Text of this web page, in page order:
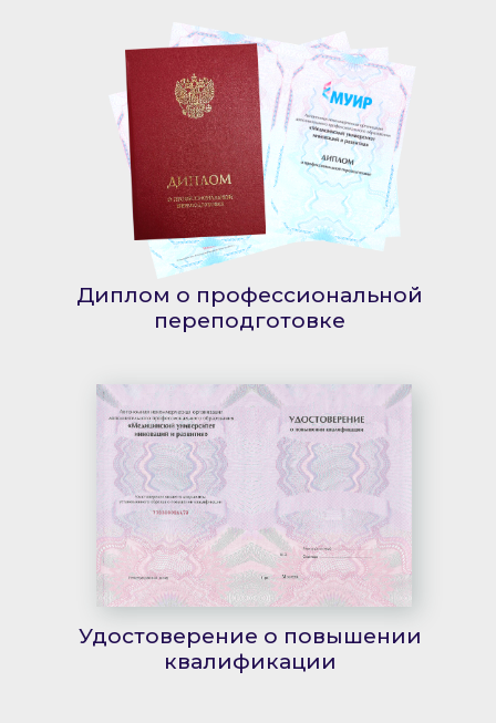
Удостоверение о повышении
квалификации
Диплом о профессиональной
переподготовке